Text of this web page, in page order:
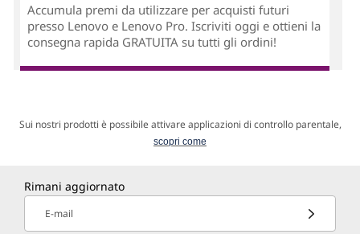
Accumula premi da utilizzare per acquisti futuri
presso Lenovo e Lenovo Pro. Iscriviti oggi e ottieni la
consegna rapida GRATUITA su tutti gli ordini!
Sui nostri prodotti è possibile attivare applicazioni di controllo parentale,
scopri come
Rimani aggiornato
E-mail